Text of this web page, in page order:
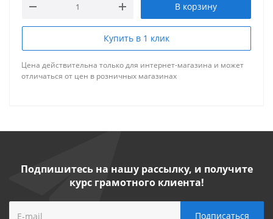
В корзину
Купить в 1 клик
Цена действительна только для интернет-магазина и может
отличаться от цен в розничных магазинах
Подпишитесь на нашу рассылку, и получите
курс грамотного клиента!